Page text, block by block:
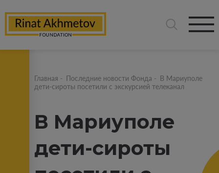
Главная - Последние новости Фонда - В Мариуполе
дети-сироты посетили с экскурсией телеканал
В Мариуполе
дети-сироты